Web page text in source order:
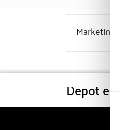
Depot